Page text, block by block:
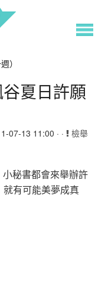
）
谷夏日許願
07-13 11:00 · · 檢舉
秘書都會來舉辦許
有可能美夢成真